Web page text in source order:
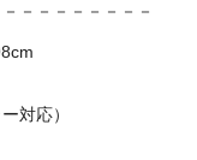
－－－－－－－－
対応）